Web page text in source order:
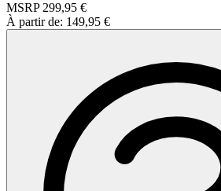
MSRP 299,95 €
À partir de: 149,95 €